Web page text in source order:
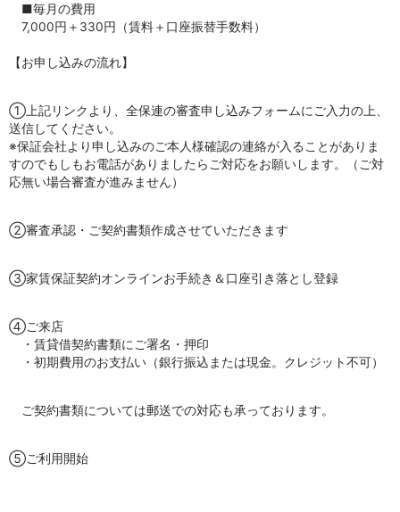
■毎月の費用
7,000円＋330円（賃料＋口座振替手数料）
【お申し込みの流れ】
①上記リンクより、全保連の審査申し込みフォームにご入力の上、
送信してください。
※保証会社より申し込みのご本人様確認の連絡が入ることがありま
すのでもしもお電話がありましたらご対応をお願いします。（ご対
応無い場合審査が進みません）
②審査承認・ご契約書類作成させていただきます
③家賃保証契約オンラインお手続き＆口座引き落とし登録
④ご来店
・賃貸借契約書類にご署名・押印
・初期費用のお支払い（銀行振込または現金。クレジット不可）
ご契約書類については郵送での対応も承っております。
⑤ご利用開始